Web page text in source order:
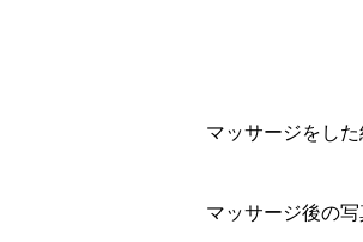
マッサージをし
マッサージ後の写